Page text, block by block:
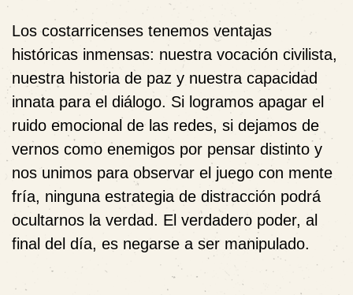
Los costarricenses tenemos ventajas
históricas inmensas: nuestra vocación civilista,
nuestra historia de paz y nuestra capacidad
innata para el diálogo. Si logramos apagar el
ruido emocional de las redes, si dejamos de
vernos como enemigos por pensar distinto y
nos unimos para observar el juego con mente
fría, ninguna estrategia de distracción podrá
ocultarnos la verdad. El verdadero poder, al
final del día, es negarse a ser manipulado.